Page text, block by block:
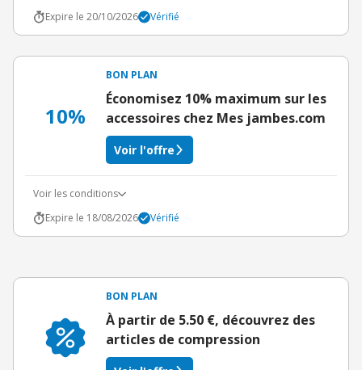
Expire le 20/10/2026
Vérifié
10%
BON PLAN
Économisez 10% maximum sur les
accessoires chez Mes jambes.com
Voir l'offre
Voir les conditions
Expire le 18/08/2026
Vérifié
BON PLAN
À partir de 5.50 €, découvrez des
articles de compression